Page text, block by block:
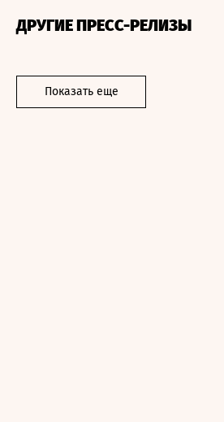
ДРУГИЕ ПРЕСС-РЕЛИЗЫ
Показать еще